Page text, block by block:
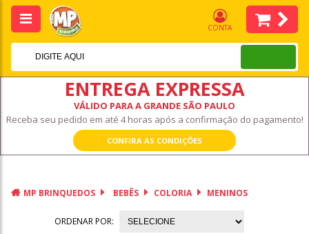
CONTA
ENTREGA EXPRESSA
VÁLIDO PARA A GRANDE SÃO PAULO
Receba seu pedido em até 4 horas após a confirmação do pagamento!
CONFIRA AS CONDIÇÕES
MP BRINQUEDOS BEBÊS COLORIA MENINOS
ORDENAR POR: